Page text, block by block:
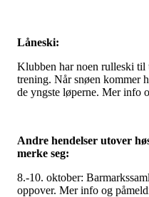
Låneski:
Klubben har noen rulleski til
trening. Når snøen kommer
de yngste løperne. Mer info
Andre hendelser utover
merke seg:
8.-10. oktober:
oppover. Mer info og